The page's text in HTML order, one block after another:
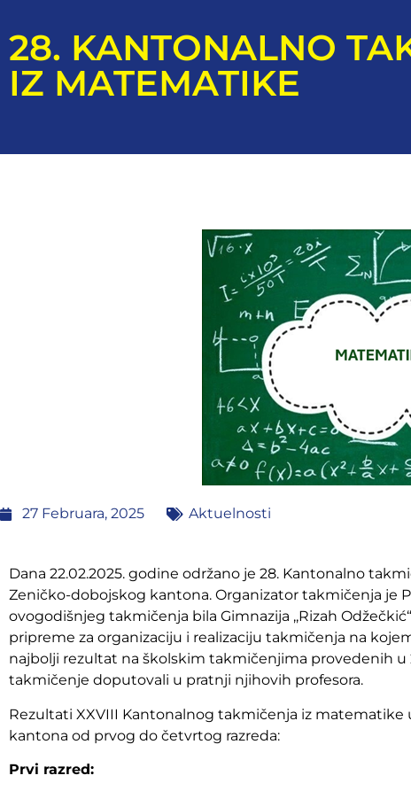
28. KANTONALNO
IZ MATEMATIKE
27 Februara, 2025 Aktuelnosti
Dana 22.02.2025. godine održano je 28. Kantonalno
Zeničko-dobojskog kantona. Organizator takmičenja je
ovogodišnjeg takmičenja bila Gimnazija ,,Rizah
pripreme za organizaciju i realizaciju takmičenja na
najbolji rezultat na školskim takmičenjima provedenih u
takmičenje doputovali u pratnji njihovih profesora.
Rezultati XXVIII Kantonalnog takmičenja iz
kantona od prvog do četvrtog razreda:
Prvi razred: